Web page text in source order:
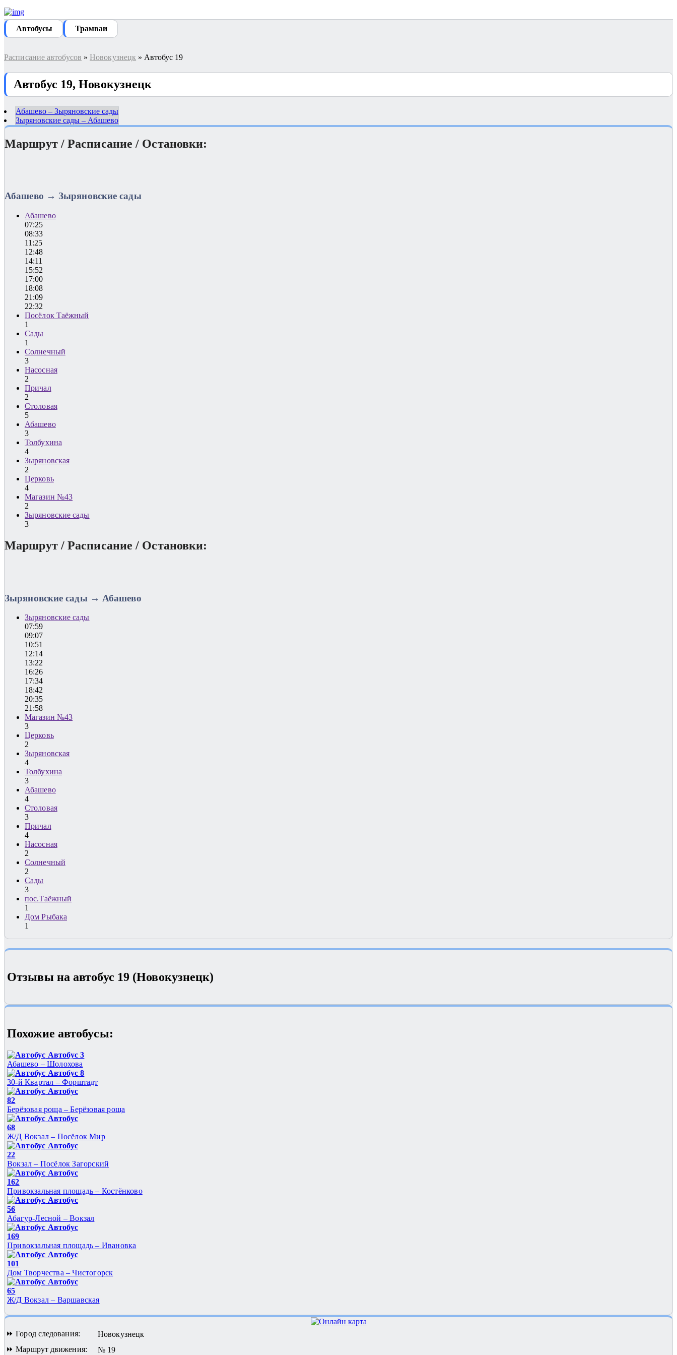
Автобуcы Трамваи
Расписание автобусов » Новокузнецк » Автобус 19
Автобус 19, Новокузнецк
Абашево – Зыряновские сады
Зыряновские сады – Абашево
Маршрут / Расписание / Остановки:
Абашево → Зыряновские сады
Абашево
07:25
08:33
11:25
12:48
14:11
15:52
17:00
18:08
21:09
22:32
Посёлок Таёжный
1
Сады
1
Солнечный
3
Насосная
2
Причал
2
Столовая
5
Абашево
3
Толбухина
4
Зыряновская
2
Церковь
4
Магазин №43
2
Зыряновские сады
3
Маршрут / Расписание / Остановки:
Зыряновские сады → Абашево
Зыряновские сады
07:59
09:07
10:51
12:14
13:22
16:26
17:34
18:42
20:35
21:58
Магазин №43
3
Церковь
2
Зыряновская
4
Толбухина
3
Абашево
4
Столовая
3
Причал
4
Насосная
2
Солнечный
2
Сады
3
пос.Таёжный
1
Дом Рыбака
1
Отзывы на автобус 19 (Новокузнецк)
Похожие автобуcы:
Автобус 3
Абашево – Шолохова
Автобус 8
30-й Квартал – Форштадт
Автобус
82
Берёзовая роща – Берёзовая роща
Автобус
68
Ж/Д Вокзал – Посёлок Мир
Автобус
22
Вокзал – Посёлок Загорский
Автобус
162
Привокзальная площадь – Костёнково
Автобус
56
Абагур-Лесной – Вокзал
Автобус
169
Привокзальная площадь – Ивановка
Автобус
101
Дом Творчества – Чистогорск
Автобус
65
Ж/Д Вокзал – Варшавская
⏩ Город следования:
Новокузнецк
⏩ Маршрут движения:
№ 19